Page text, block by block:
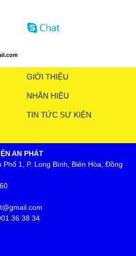
GIỚI THIỆU
NHÃN HIỆU
TIN TỨC SỰ KIỆN
AN PHÁT
1, P. Long Bình, Biên Hòa, Đồng
36 38 34